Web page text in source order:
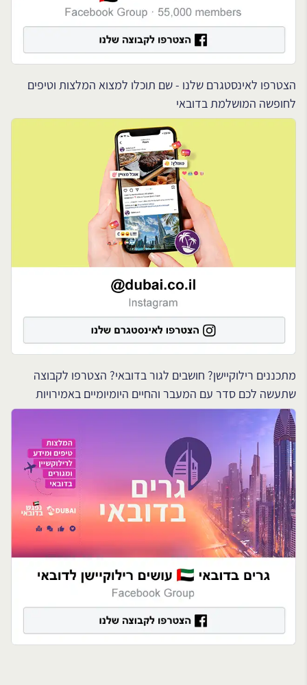
הצטרפו לאינסטגרם שלנו - שם תוכלו למצוא המלצות וטיפים
לחופשה המושלמת בדובאי
מתכננים רילוקיישן? חושבים לגור בדובאי? הצטרפו לקבוצה
שתעשה לכם סדר עם המעבר והחיים היומיומיים באמירויות